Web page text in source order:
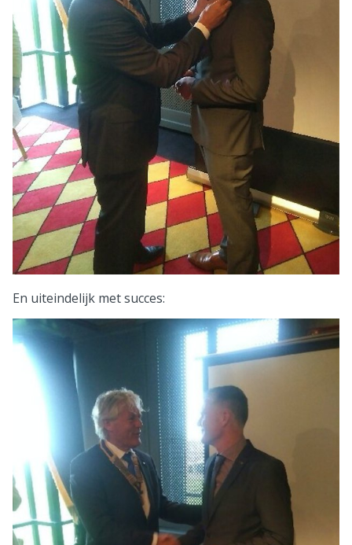
En uiteindelijk met succes: